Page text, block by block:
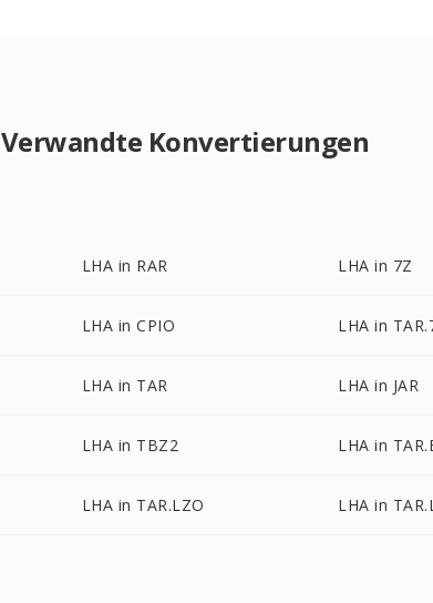
Verwandte Konvertierungen
LHA in RAR LHA in 7Z
LHA in CPIO LHA in
LHA in TAR LHA in JAR
LHA in TBZ2 LHA in
LHA in TAR.LZO LHA in